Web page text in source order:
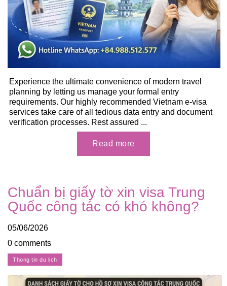
Experience the ultimate convenience of modern travel
planning by letting us manage your formal entry
requirements. Our highly recommended Vietnam e-visa
services take care of all tedious data entry and document
verification processes. Rest assured ...
Chuẩn bị giấy tờ xin visa Trung
Quốc công tác có khó không?
05/06/2026
0 comments